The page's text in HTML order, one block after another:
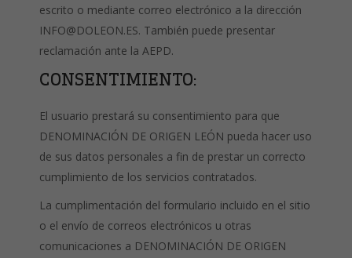
escrito o mediante correo electrónico a la dirección
INFO@DOLEON.ES. También puede presentar
reclamación ante la AEPD.
CONSENTIMIENTO:
El usuario prestará su consentimiento para que
DENOMINACIÓN DE ORIGEN LEÓN pueda hacer uso
de sus datos personales a fin de prestar un correcto
cumplimiento de los servicios contratados.
La cumplimentación del formulario incluido en el sitio
o el envío de correos electrónicos u otras
comunicaciones a DENOMINACIÓN DE ORIGEN